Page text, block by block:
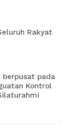
Rakyat
berpusat pada
Kontrol